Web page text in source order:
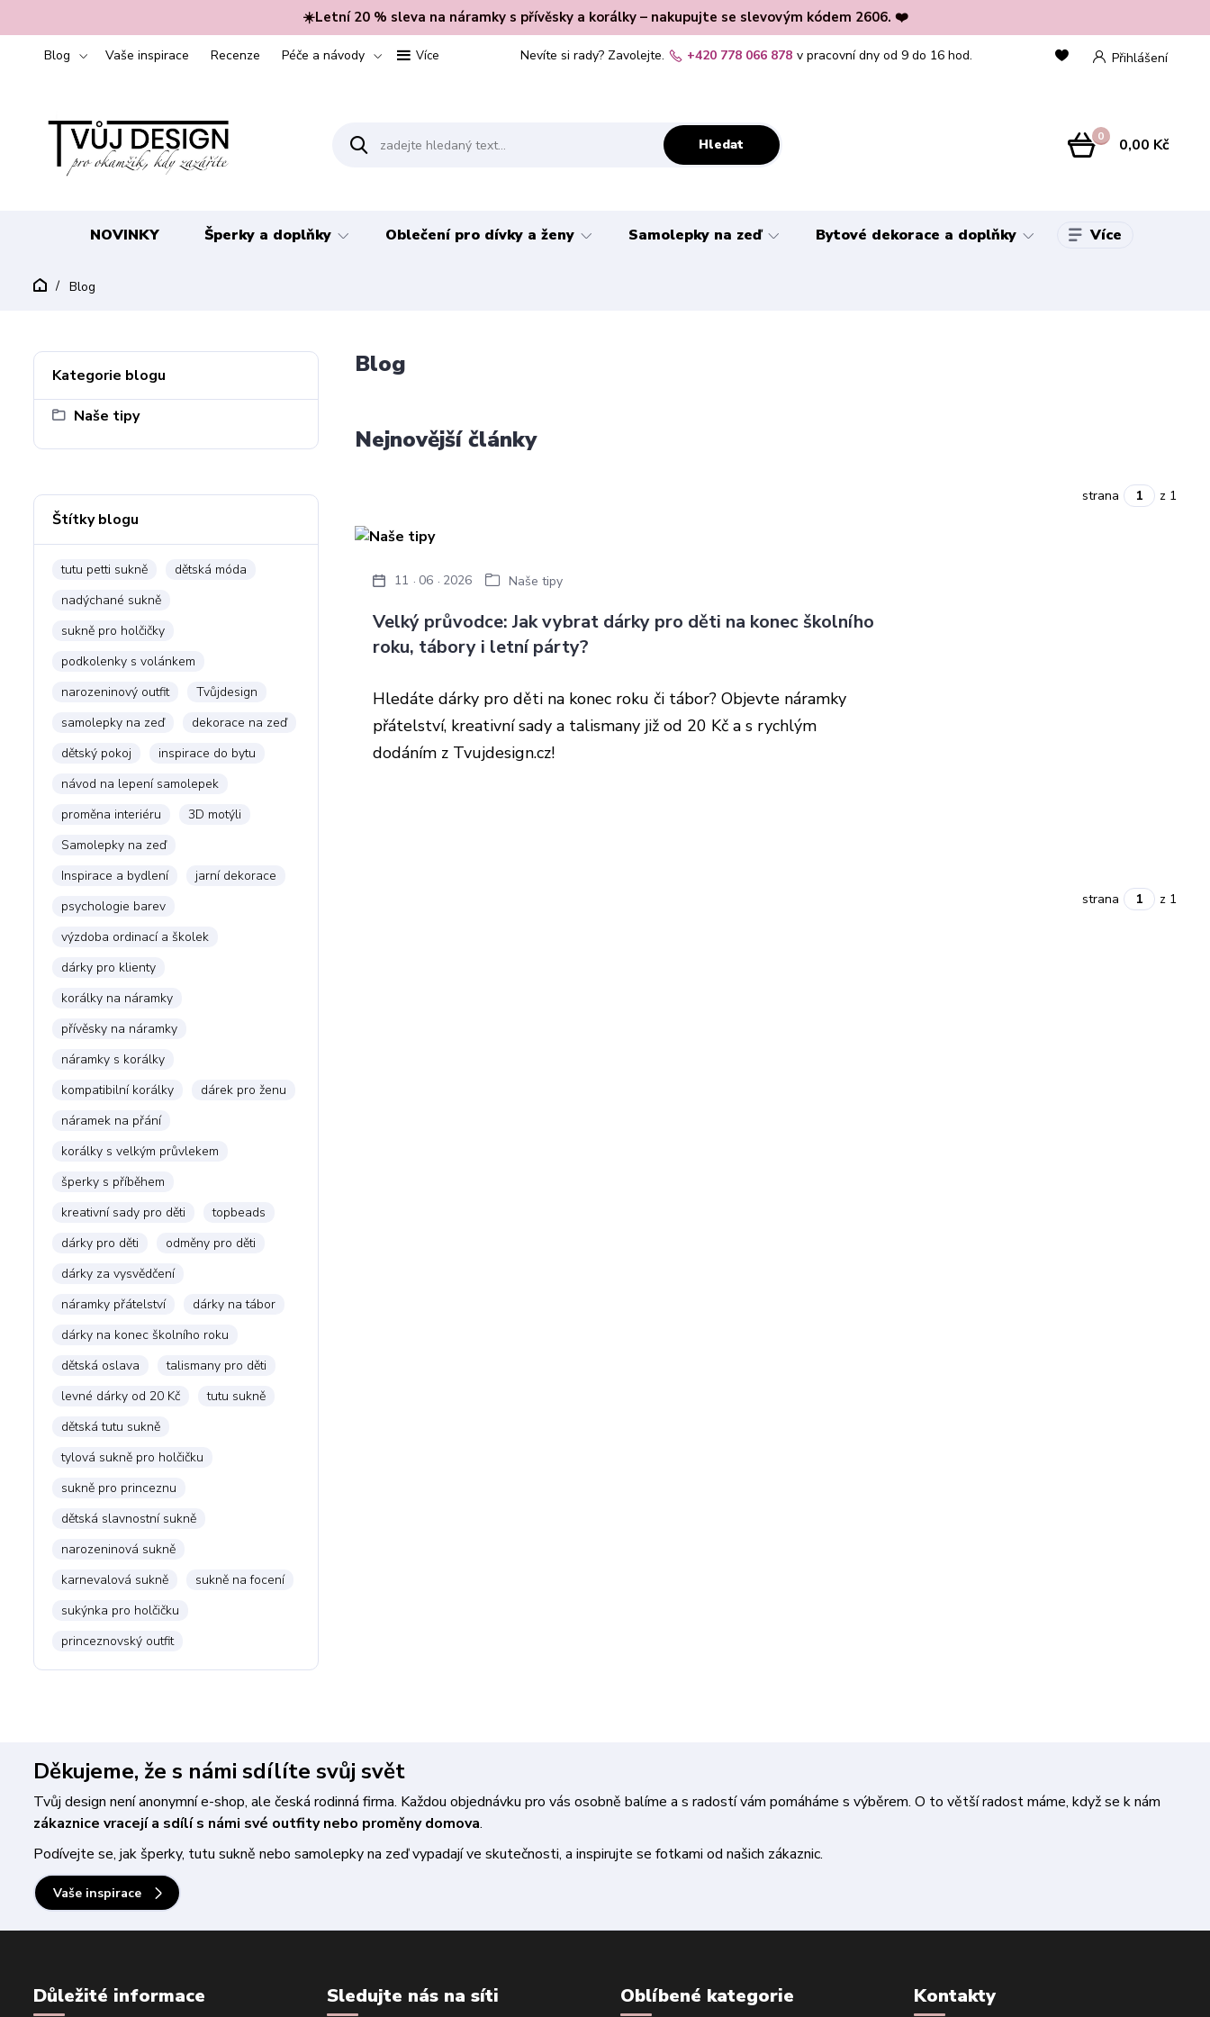
☀️Letní 20 % sleva na náramky s přívěsky a korálky – nakupujte se slevovým kódem 2606. ❤️
Blog Vaše inspirace Recenze Péče a návody Více Přihlášení
Hledat
Nevíte si rady? Zavolejte. +420 778 066 878 v pracovní dny od 9 do 16 hod.
0 0,00 Kč
NOVINKY Šperky a doplňky Oblečení pro dívky a ženy Samolepky na zeď Bytové dekorace a doplňky Více
Blog
Kategorie blogu
Naše tipy
Štítky blogu
tutu petti sukně
dětská móda
nadýchané sukně
sukně pro holčičky
podkolenky s volánkem
narozeninový outfit
Tvůjdesign
samolepky na zeď
dekorace na zeď
dětský pokoj
inspirace do bytu
návod na lepení samolepek
proměna interiéru
3D motýli
Samolepky na zeď
Inspirace a bydlení
jarní dekorace
psychologie barev
výzdoba ordinací a školek
dárky pro klienty
korálky na náramky
přívěsky na náramky
náramky s korálky
kompatibilní korálky
dárek pro ženu
náramek na přání
korálky s velkým průvlekem
šperky s příběhem
kreativní sady pro děti
topbeads
dárky pro děti
odměny pro děti
dárky za vysvědčení
náramky přátelství
dárky na tábor
dárky na konec školního roku
dětská oslava
talismany pro děti
levné dárky od 20 Kč
tutu sukně
dětská tutu sukně
tylová sukně pro holčičku
sukně pro princeznu
dětská slavnostní sukně
narozeninová sukně
karnevalová sukně
sukně na focení
sukýnka pro holčičku
princeznovský outfit
Blog
Nejnovější články
strana z 1
Velký průvodce: Jak vybrat dárky pro děti na konec školního
roku, tábory i letní párty?
11 06 2026 Naše tipy
Hledáte dárky pro děti na konec roku či tábor? Objevte náramky
přátelství, kreativní sady a talismany již od 20 Kč a s rychlým
dodáním z Tvujdesign.cz!
strana z 1
Děkujeme, že s námi sdílíte svůj svět
Tvůj design není anonymní e-shop, ale česká rodinná firma. Každou objednávku pro vás osobně balíme a s radostí vám pomáháme s výběrem. O to větší radost máme, když se k nám
zákaznice vracejí a sdílí s námi své outfity nebo proměny domova.
Podívejte se, jak šperky, tutu sukně nebo samolepky na zeď vypadají ve skutečnosti, a inspirujte se fotkami od našich zákaznic.
Vaše inspirace
Důležité informace Sledujte nás na síti Oblíbené kategorie Kontakty